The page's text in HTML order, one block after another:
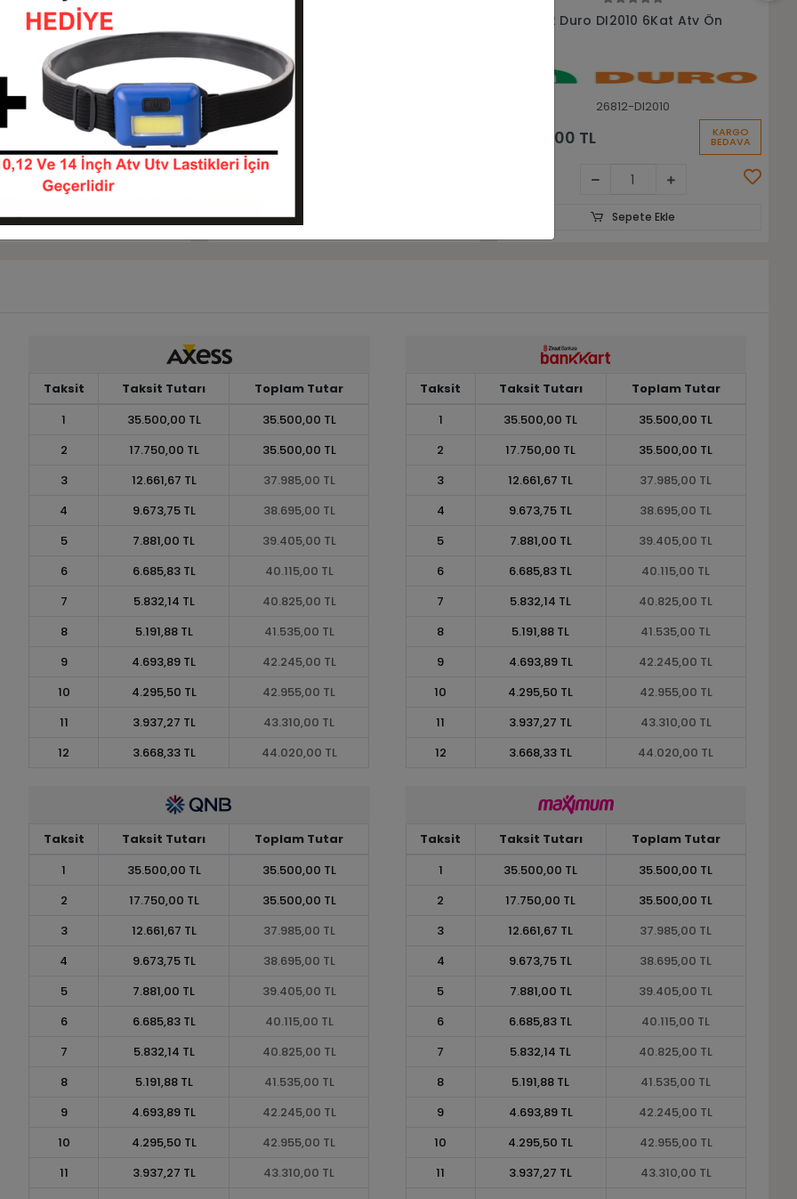
Sepete Ekle
DI2010 6Kat Radial
26914-DI2010
KARGO
BEDAVA
Sepete Ekle
Lastiği
6.750,00 TL
26x9-14 26x11-14 Silvermax BL780
26914-261114-BL780-MAX
22.844,80 TL KARGO
BEDAVA
Sepete Ekle
Taksit Taksit Tutarı
Toplam Tutar
1
35.500,00 TL
35.500,00 TL
2
17.750,00 TL
35.500,00 TL
3
12.661,67 TL
37.985,00 TL
4
9.673,75 TL
38.695,00 TL
5
7.881,00 TL
39.405,00 TL
6
6.685,83 TL
40.115,00 TL
7
5.832,14 TL
40.825,00 TL
8
5.191,88 TL
41.535,00 TL
9
4.693,89 TL
42.245,00 TL
10
4.295,50 TL
42.955,00 TL
11
3.937,27 TL
43.310,00 TL
12
3.668,33 TL 44.020,00 TL
Taksit Taksit Tutarı
Toplam Tutar
1
35.500,00 TL
35.500,00 TL
2
17.750,00 TL
35.500,00 TL
3
12.661,67 TL
37.985,00 TL
4
9.673,75 TL
38.695,00 TL
5
7.881,00 TL
39.405,00 TL
6
6.685,83 TL
40.115,00 TL
7
5.832,14 TL
40.825,00 TL
8
5.191,88 TL
41.535,00 TL
9
4.693,89 TL
42.245,00 TL
10
4.295,50 TL
42.955,00 TL
11
3.937,27 TL
43.310,00 TL
12
3.668,33 TL 44.020,00 TL
Taksit Taksit Tutarı
Toplam Tutar
1
35.500,00 TL
35.500,00 TL
2
17.750,00 TL
35.500,00 TL
3
12.661,67 TL
37.985,00 TL
4
9.673,75 TL
38.695,00 TL
5
7.881,00 TL
39.405,00 TL
6
6.685,83 TL
40.115,00 TL
7
5.832,14 TL
40.825,00 TL
8
5.191,88 TL
41.535,00 TL
9
4.693,89 TL
42.245,00 TL
10
4.295,50 TL
42.955,00 TL
11
3.937,27 TL
43.310,00 TL
Taksit Taksit Tutarı
Toplam Tutar
1
35.500,00 TL
35.500,00 TL
2
17.750,00 TL
35.500,00 TL
3
12.661,67 TL
37.985,00 TL
4
9.673,75 TL
38.695,00 TL
5
7.881,00 TL
39.405,00 TL
6
6.685,83 TL
40.115,00 TL
7
5.832,14 TL
40.825,00 TL
8
5.191,88 TL
41.535,00 TL
9
4.693,89 TL
42.245,00 TL
10
4.295,50 TL
42.955,00 TL
11
3.937,27 TL
43.310,00 TL